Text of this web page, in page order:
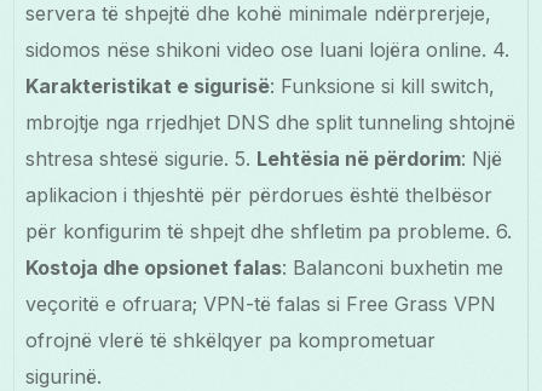
servera të shpejtë dhe kohë minimale ndërprerjeje,
sidomos nëse shikoni video ose luani lojëra online. 4.
Karakteristikat e sigurisë: Funksione si kill switch,
mbrojtje nga rrjedhjet DNS dhe split tunneling shtojnë
shtresa shtesë sigurie. 5. Lehtësia në përdorim: Një
aplikacion i thjeshtë për përdorues është thelbësor
për konfigurim të shpejt dhe shfletim pa probleme. 6.
Kostoja dhe opsionet falas: Balanconi buxhetin me
veçoritë e ofruara; VPN-të falas si Free Grass VPN
ofrojnë vlerë të shkëlqyer pa komprometuar
sigurinë.